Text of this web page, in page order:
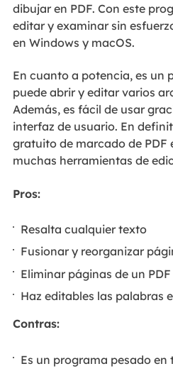
dibujar en PDF. Con este
editar y examinar sin
en Windows y macOS.
En cuanto a potencia, es un
puede abrir y editar varios
Además, es fácil de usar
interfaz de usuario. En
gratuito de marcado de PDF
muchas herramientas de
Pros:
Resalta cualquier texto
Fusionar y reorganizar
Eliminar páginas de un PDF
Haz editables las palabras
Contras:
Es un programa pesado en